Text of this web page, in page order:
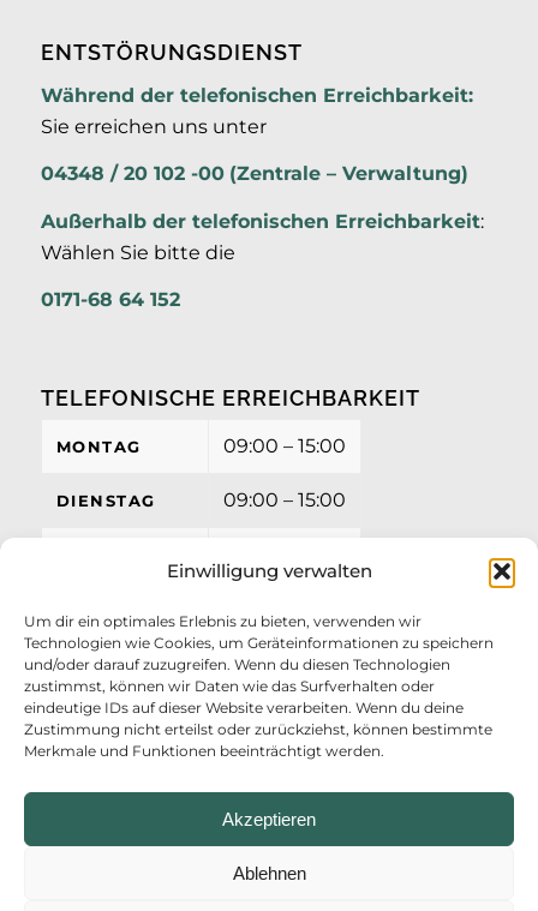
Einwilligung verwalten
Um dir ein optimales Erlebnis zu bieten, verwenden wir
Technologien wie Cookies, um Geräteinformationen zu speichern
und/oder darauf zuzugreifen. Wenn du diesen Technologien
zustimmst, können wir Daten wie das Surfverhalten oder
eindeutige IDs auf dieser Website verarbeiten. Wenn du deine
Zustimmung nicht erteilst oder zurückziehst, können bestimmte
Merkmale und Funktionen beeinträchtigt werden.
Akzeptieren
Ablehnen
ENTSTÖRUNGSDIENST
Während der telefonischen Erreichbarkeit:
Sie erreichen uns unter
04348 / 20 102 -00 (Zentrale – Verwaltung)
Außerhalb der telefonischen Erreichbarkeit:
Wählen Sie bitte die
0171-68 64 152
TELEFONISCHE ERREICHBARKEIT
MONTAG 09:00 – 15:00
DIENSTAG 09:00 – 15:00
FREITAG 09:00 – 12:00